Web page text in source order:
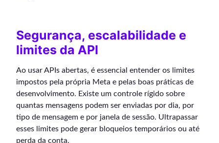
Segurança, escalabilidade e
limites da API
Ao usar APIs abertas, é essencial entender os limites
impostos pela própria Meta e pelas boas práticas de
desenvolvimento. Existe um controle rígido sobre
quantas mensagens podem ser enviadas por dia, por
tipo de mensagem e por janela de sessão. Ultrapassar
esses limites pode gerar bloqueios temporários ou até
perda da conta.